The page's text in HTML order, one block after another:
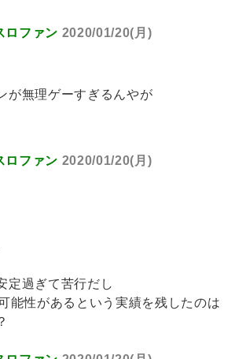
ロファン 2020/01/20(月)
が無理ゲーすぎるんやが
ロファン 2020/01/20(月)
定過ぎて苦行だし
能性があるという実績を残したのは